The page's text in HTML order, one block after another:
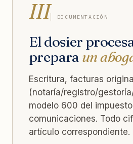
III DOCUMENTACIÓN
El dosier
prepara un
Escritura, facturas
(notaría/registro/
modelo 600 del
comunicaciones. Todo
artículo correspondiente.